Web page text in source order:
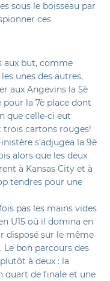
sous le boisseau par
ces
aux but, comme
unes des autres,
aux Angevins la 5è
la 7è place dont
que celle-ci eut
trois cartons rouges!
s’adjugea la 9è
alors que les deux
à Kansas City et à
tendres pour une
pas les mains vides
U15 où il domina en
disposé sur le même
bon parcours des
à deux : la
quart de finale et une